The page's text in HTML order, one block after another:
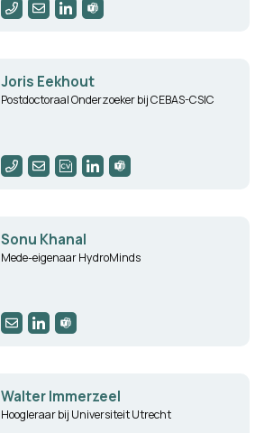
Joris Eekhout
Postdoctoraal Onderzoeker bij CEBAS-CSIC
Sonu Khanal
Mede-eigenaar HydroMinds
Walter Immerzeel
Hoogleraar bij Universiteit Utrecht